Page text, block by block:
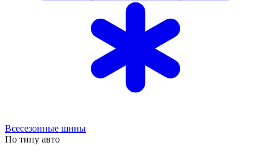
Всесезонные шины
По типу авто